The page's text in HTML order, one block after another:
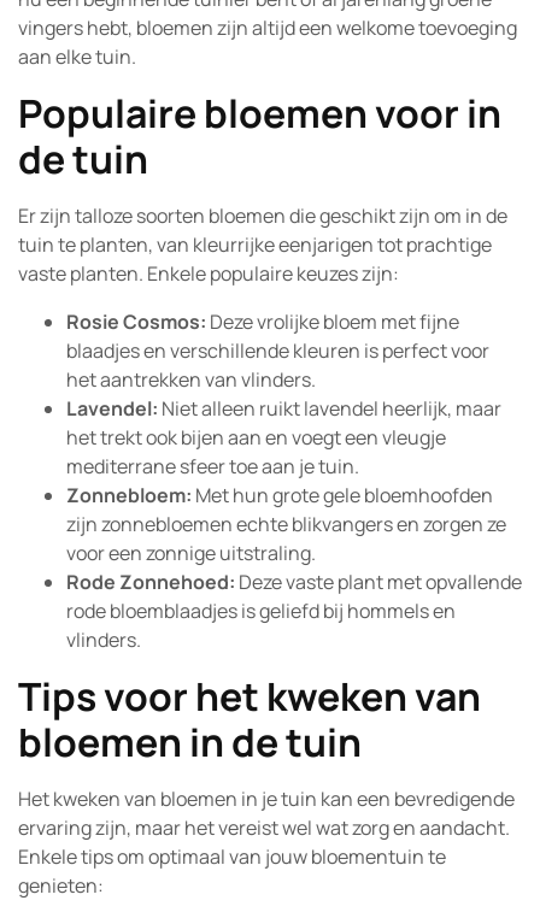
vingers hebt, bloemen zijn altijd een welkome toevoeging
aan elke tuin.
Populaire bloemen voor in
de tuin
Er zijn talloze soorten bloemen die geschikt zijn om in de
tuin te planten, van kleurrijke eenjarigen tot prachtige
vaste planten. Enkele populaire keuzes zijn:
Rosie Cosmos: Deze vrolijke bloem met fijne
blaadjes en verschillende kleuren is perfect voor
het aantrekken van vlinders.
Lavendel: Niet alleen ruikt lavendel heerlijk, maar
het trekt ook bijen aan en voegt een vleugje
mediterrane sfeer toe aan je tuin.
Zonnebloem: Met hun grote gele bloemhoofden
zijn zonnebloemen echte blikvangers en zorgen ze
voor een zonnige uitstraling.
Rode Zonnehoed: Deze vaste plant met opvallende
rode bloemblaadjes is geliefd bij hommels en
vlinders.
Tips voor het kweken van
bloemen in de tuin
Het kweken van bloemen in je tuin kan een bevredigende
ervaring zijn, maar het vereist wel wat zorg en aandacht.
Enkele tips om optimaal van jouw bloementuin te
genieten: